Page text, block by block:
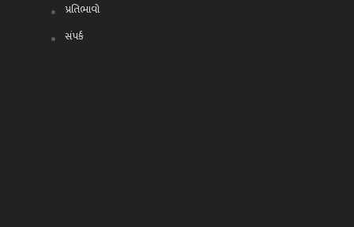
પ્રતિભાવો
સંપર્ક